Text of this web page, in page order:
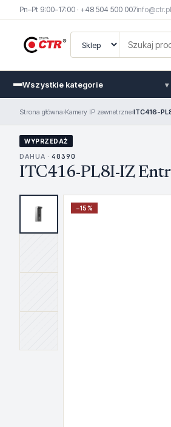
Pn–Pt 9:00–17:00 · +48 504 500 007info@ctr.pl
Wszystkie kategorie ▾
Strona główna›Kamery IP zewnetrzne›ITC416-
WYPRZEDAŻ
DAHUA · 40390
ITC416-PL8I-IZ
−15%